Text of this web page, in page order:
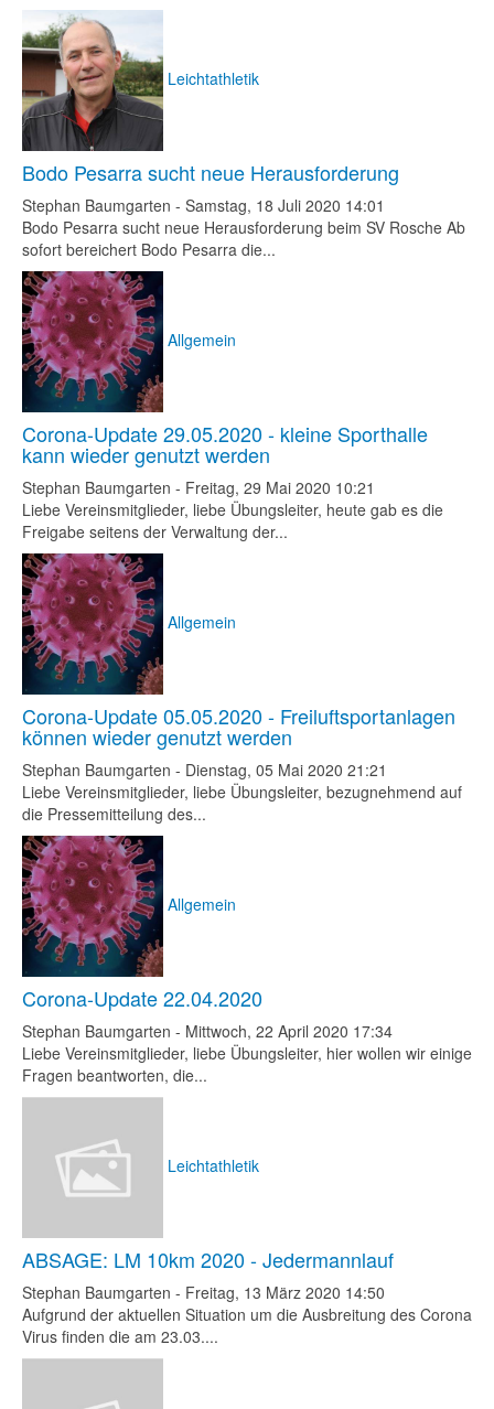
Leichtathletik
Bodo Pesarra sucht neue Herausforderung
Stephan Baumgarten - Samstag, 18 Juli 2020 14:01
Bodo Pesarra sucht neue Herausforderung beim SV Rosche Ab
sofort bereichert Bodo Pesarra die...
Allgemein
Corona-Update 29.05.2020 - kleine Sporthalle
kann wieder genutzt werden
Stephan Baumgarten - Freitag, 29 Mai 2020 10:21
Liebe Vereinsmitglieder, liebe Übungsleiter, heute gab es die
Freigabe seitens der Verwaltung der...
Allgemein
Corona-Update 05.05.2020 - Freiluftsportanlagen
können wieder genutzt werden
Stephan Baumgarten - Dienstag, 05 Mai 2020 21:21
Liebe Vereinsmitglieder, liebe Übungsleiter, bezugnehmend auf
die Pressemitteilung des...
Allgemein
Corona-Update 22.04.2020
Stephan Baumgarten - Mittwoch, 22 April 2020 17:34
Liebe Vereinsmitglieder, liebe Übungsleiter, hier wollen wir einige
Fragen beantworten, die...
Leichtathletik
ABSAGE: LM 10km 2020 - Jedermannlauf
Stephan Baumgarten - Freitag, 13 März 2020 14:50
Aufgrund der aktuellen Situation um die Ausbreitung des Corona
Virus finden die am 23.03....